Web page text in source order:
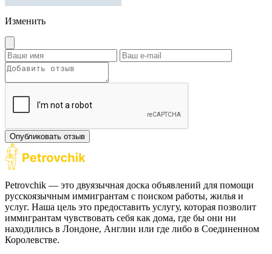
Изменить
Опубликовать отзыв
Petrovchik — это двуязычная доска объявлений для помощи
русскоязычным иммигрантам с поиском работы, жилья и
услуг. Наша цель это предоставить услугу, которая позволит
иммигрантам чувствовать себя как дома, где бы они ни
находились в Лондоне, Англии или где либо в Соединенном
Королевстве.